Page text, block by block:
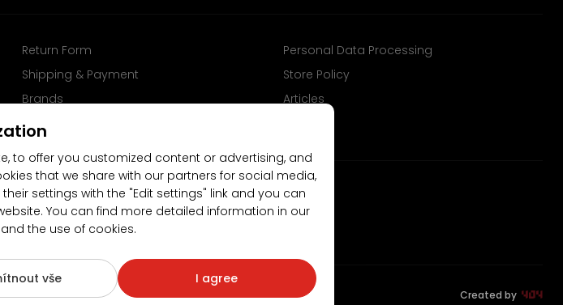
Return Form
Personal Data Processing
Shipping & Payment
Store Policy
Brands
Articles
Follow us on Facebook
Created by
to offer you customized content or advertising, and
that we share with our partners for social media,
settings with the "Edit settings" link and you can
You can find more detailed information in our
the use of cookies.
vše I agree